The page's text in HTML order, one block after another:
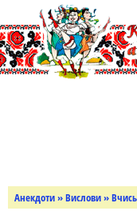
Анекдоти»Вислови»